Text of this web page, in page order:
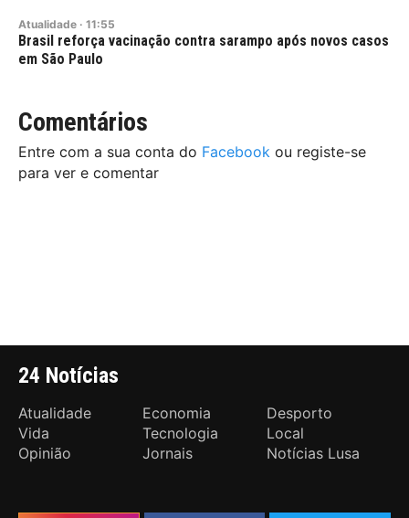
Atualidade · 11:55
Brasil reforça vacinação contra sarampo após novos casos
em São Paulo
Comentários
Entre com a sua conta do Facebook ou registe-se
para ver e comentar
24 Notícias
Atualidade Economia
Desporto
Vida
Tecnologia
Local
Opinião
Jornais Notícias Lusa